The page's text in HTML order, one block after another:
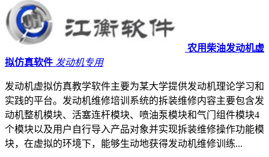
农用柴油发动机虚
拟仿真软件 发动机专用
发动机虚拟仿真教学软件主要为某大学提供发动机理论学习和
实践的平台。发动机维修培训系统的拆装维修内容主要包含发
动机整机模块、活塞连杆模块、喷油泵模块和气门组件模块4
个模块以及用户自行导入产品对象并实现拆装维修操作功能模
块，在虚拟的环境下，能够生动地获得发动机维修训练...